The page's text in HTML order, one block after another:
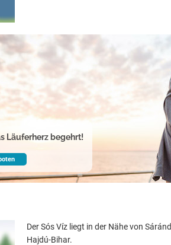
Läuferherz begehrt!
Der Sós Víz liegt in der Nähe von
Hajdú-Bihar.